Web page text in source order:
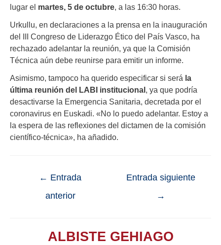
lugar el martes, 5 de octubre, a las 16:30 horas.
Urkullu, en declaraciones a la prensa en la inauguración
del III Congreso de Liderazgo Ético del País Vasco, ha
rechazado adelantar la reunión, ya que la Comisión
Técnica aún debe reunirse para emitir un informe.
Asimismo, tampoco ha querido especificar si será la
última reunión del LABI institucional, ya que podría
desactivarse la Emergencia Sanitaria, decretada por el
coronavirus en Euskadi. «No lo puedo adelantar. Estoy a
la espera de las reflexiones del dictamen de la comisión
científico-técnica», ha añadido.
← Entrada
anterior
Entrada siguiente
→
ALBISTE GEHIAGO